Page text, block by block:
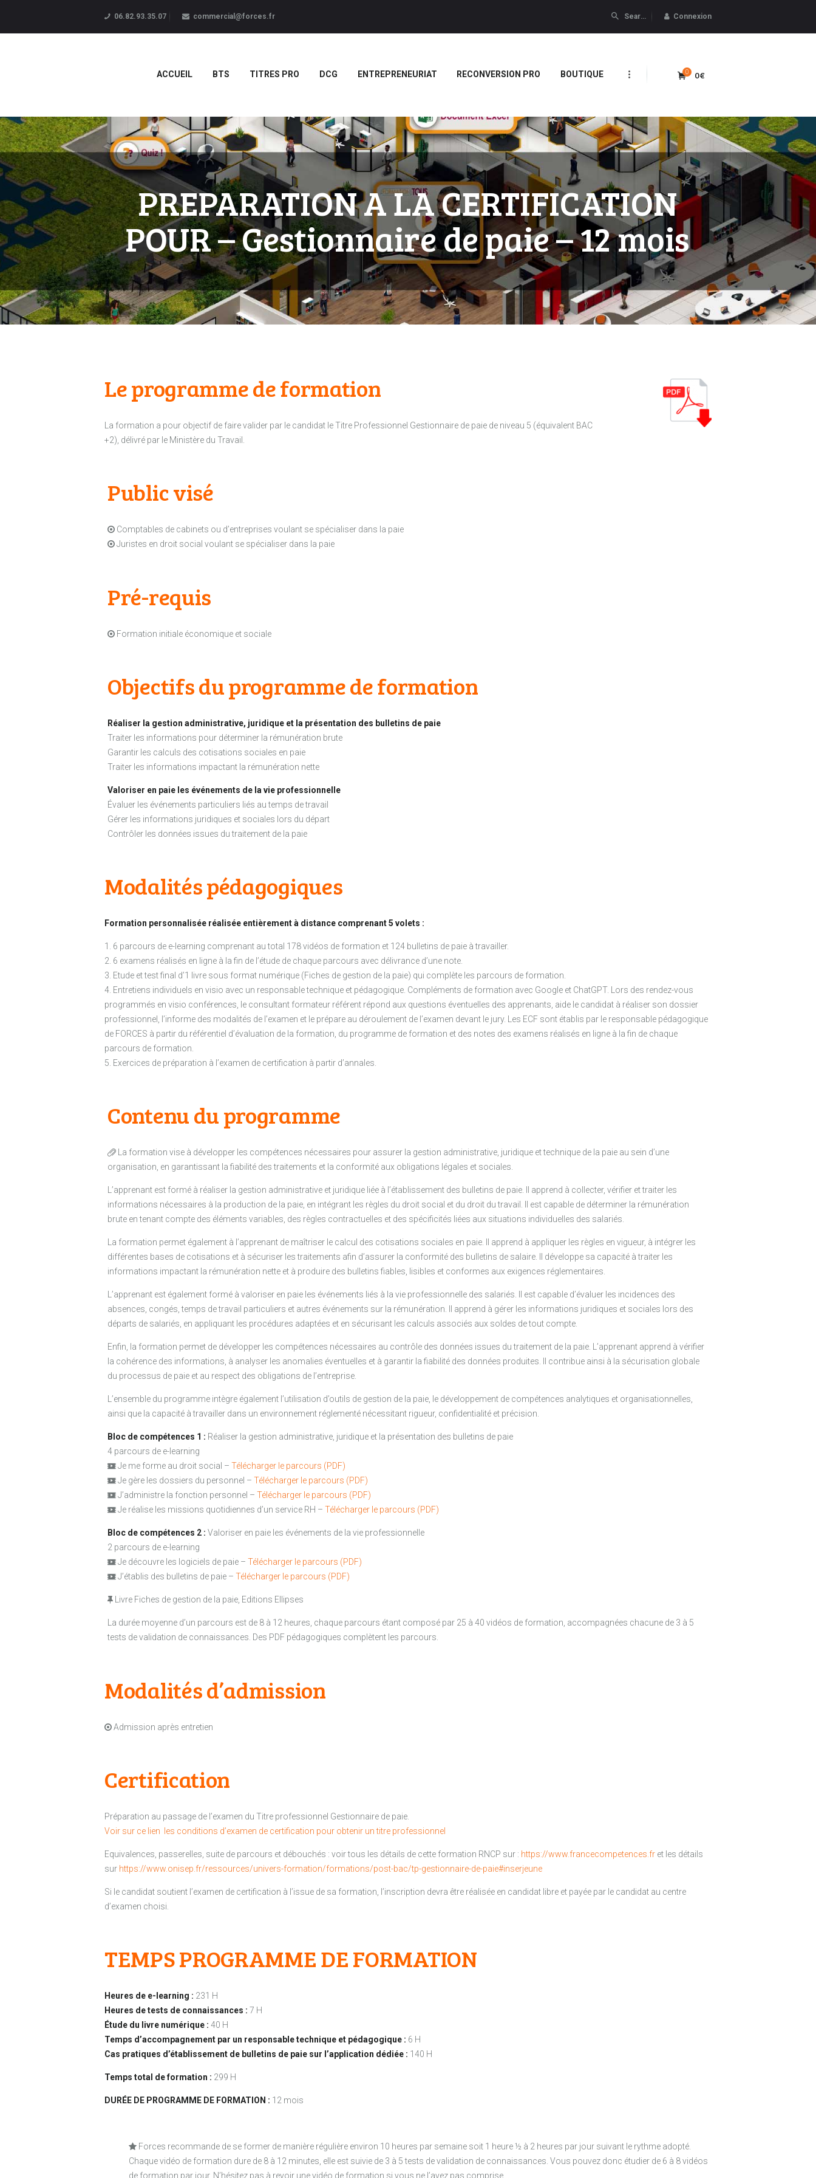
06.82.93.35.07 commercial@forces.fr Connexion
ACCUEIL BTS TITRES PRO DCG ENTREPRENEURIAT RECONVERSION PRO BOUTIQUE 0€
0
PREPARATION A LA CERTIFICATION
POUR – Gestionnaire de paie – 12 mois
Forces LMS
BTS
DCG
RECONVERSION PRO
BOUTIQUE
MARQUE
BLANCHE/SCORM
Le programme de formation
La formation a pour objectif de faire valider par le candidat le Titre Professionnel Gestionnaire de paie de niveau 5 (équivalent BAC
+2), délivré par le Ministère du Travail.
Public visé
Comptables de cabinets ou d’entreprises voulant se spécialiser dans la paie
Juristes en droit social voulant se spécialiser dans la paie
Pré-requis
Formation initiale économique et sociale
Objectifs du programme de formation
Réaliser la gestion administrative, juridique et la présentation des bulletins de paie
Traiter les informations pour déterminer la rémunération brute
Garantir les calculs des cotisations sociales en paie
Traiter les informations impactant la rémunération nette
Valoriser en paie les événements de la vie professionnelle
Évaluer les événements particuliers liés au temps de travail
Gérer les informations juridiques et sociales lors du départ
Contrôler les données issues du traitement de la paie
Modalités pédagogiques
Formation personnalisée réalisée entièrement à distance comprenant 5 volets :
1. 6 parcours de e-learning comprenant au total 178 vidéos de formation et 124 bulletins de paie à travailler.
2. 6 examens réalisés en ligne à la fin de l’étude de chaque parcours avec délivrance d’une note.
3. Etude et test final d’1 livre sous format numérique (Fiches de gestion de la paie) qui complète les parcours de formation.
4. Entretiens individuels en visio avec un responsable technique et pédagogique. Compléments de formation avec Google et ChatGPT. Lors des rendez-vous
programmés en visio conférences, le consultant formateur référent répond aux questions éventuelles des apprenants, aide le candidat à réaliser son dossier
professionnel, l’informe des modalités de l’examen et le prépare au déroulement de l’examen devant le jury. Les ECF sont établis par le responsable pédagogique
de FORCES à partir du référentiel d’évaluation de la formation, du programme de formation et des notes des examens réalisés en ligne à la fin de chaque
parcours de formation.
5. Exercices de préparation à l’examen de certification à partir d’annales.
Contenu du programme
La formation vise à développer les compétences nécessaires pour assurer la gestion administrative, juridique et technique de la paie au sein d’une
organisation, en garantissant la fiabilité des traitements et la conformité aux obligations légales et sociales.
L’apprenant est formé à réaliser la gestion administrative et juridique liée à l’établissement des bulletins de paie. Il apprend à collecter, vérifier et traiter les
informations nécessaires à la production de la paie, en intégrant les règles du droit social et du droit du travail. Il est capable de déterminer la rémunération
brute en tenant compte des éléments variables, des règles contractuelles et des spécificités liées aux situations individuelles des salariés.
La formation permet également à l’apprenant de maîtriser le calcul des cotisations sociales en paie. Il apprend à appliquer les règles en vigueur, à intégrer les
différentes bases de cotisations et à sécuriser les traitements afin d’assurer la conformité des bulletins de salaire. Il développe sa capacité à traiter les
informations impactant la rémunération nette et à produire des bulletins fiables, lisibles et conformes aux exigences réglementaires.
L’apprenant est également formé à valoriser en paie les événements liés à la vie professionnelle des salariés. Il est capable d’évaluer les incidences des
absences, congés, temps de travail particuliers et autres événements sur la rémunération. Il apprend à gérer les informations juridiques et sociales lors des
départs de salariés, en appliquant les procédures adaptées et en sécurisant les calculs associés aux soldes de tout compte.
Enfin, la formation permet de développer les compétences nécessaires au contrôle des données issues du traitement de la paie. L’apprenant apprend à vérifier
la cohérence des informations, à analyser les anomalies éventuelles et à garantir la fiabilité des données produites. Il contribue ainsi à la sécurisation globale
du processus de paie et au respect des obligations de l’entreprise.
L’ensemble du programme intègre également l’utilisation d’outils de gestion de la paie, le développement de compétences analytiques et organisationnelles,
ainsi que la capacité à travailler dans un environnement réglementé nécessitant rigueur, confidentialité et précision.
Bloc de compétences 1 : Réaliser la gestion administrative, juridique et la présentation des bulletins de paie
4 parcours de e-learning
Je me forme au droit social – Télécharger le parcours (PDF)
Je gère les dossiers du personnel – Télécharger le parcours (PDF)
J’administre la fonction personnel – Télécharger le parcours (PDF)
Je réalise les missions quotidiennes d’un service RH – Télécharger le parcours (PDF)
Bloc de compétences 2 : Valoriser en paie les événements de la vie professionnelle
2 parcours de e-learning
Je découvre les logiciels de paie – Télécharger le parcours (PDF)
J’établis des bulletins de paie – Télécharger le parcours (PDF)
Livre Fiches de gestion de la paie, Editions Ellipses
La durée moyenne d’un parcours est de 8 à 12 heures, chaque parcours étant composé par 25 à 40 vidéos de formation, accompagnées chacune de 3 à 5
tests de validation de connaissances. Des PDF pédagogiques complètent les parcours.
Modalités d’admission
Admission après entretien
Certification
Préparation au passage de l’examen du Titre professionnel Gestionnaire de paie.
Voir sur ce lien les conditions d’examen de certification pour obtenir un titre professionnel
Equivalences, passerelles, suite de parcours et débouchés : voir tous les détails de cette formation RNCP sur : https://www.francecompetences.fr et les détails
sur https://www.onisep.fr/ressources/univers-formation/formations/post-bac/tp-gestionnaire-de-paie#inserjeune
Si le candidat soutient l’examen de certification à l’issue de sa formation, l’inscription devra être réalisée en candidat libre et payée par le candidat au centre
d’examen choisi.
TEMPS PROGRAMME DE FORMATION
Heures de e-learning : 231 H
Heures de tests de connaissances : 7 H
Étude du livre numérique : 40 H
Temps d’accompagnement par un responsable technique et pédagogique : 6 H
Cas pratiques d’établissement de bulletins de paie sur l’application dédiée : 140 H
Temps total de formation : 299 H
DURÉE DE PROGRAMME DE FORMATION : 12 mois
Forces recommande de se former de manière régulière environ 10 heures par semaine soit 1 heure ½ à 2 heures par jour suivant le rythme adopté.
Chaque vidéo de formation dure de 8 à 12 minutes, elle est suivie de 3 à 5 tests de validation de connaissances. Vous pouvez donc étudier de 6 à 8 vidéos
de formation par jour. N’hésitez pas à revoir une vidéo de formation si vous ne l’avez pas comprise.